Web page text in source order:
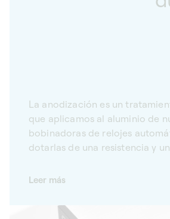
La anodización es un
que aplicamos al aluminio de
bobinadoras de relojes
dotarlas de una resistencia y
Leer más